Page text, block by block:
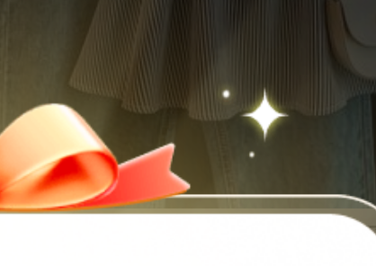
SHEIN Franclia 藍色